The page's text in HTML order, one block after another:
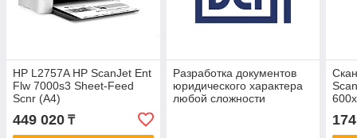
HP L2757A HP ScanJet Ent
Flw 7000s3 Sheet-Feed
Scnr (A4)
449 020 ₸
Разработка документов
юридического характера
любой сложности
3.0,